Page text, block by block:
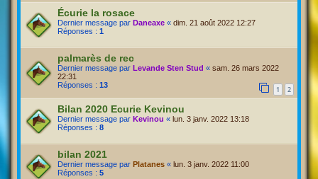
Écurie la rosace
Dernier message par Daneaxe « dim. 21 août 2022 12:27
Réponses : 1
palmarès de rec
Dernier message par Levande Sten Stud « sam. 26 mars 2022
22:31
Réponses : 13 1 2
Bilan 2020 Ecurie Kevinou
Dernier message par Kevinou « lun. 3 janv. 2022 13:18
Réponses : 8
bilan 2021
Dernier message par Platanes « lun. 3 janv. 2022 11:00
Réponses : 5